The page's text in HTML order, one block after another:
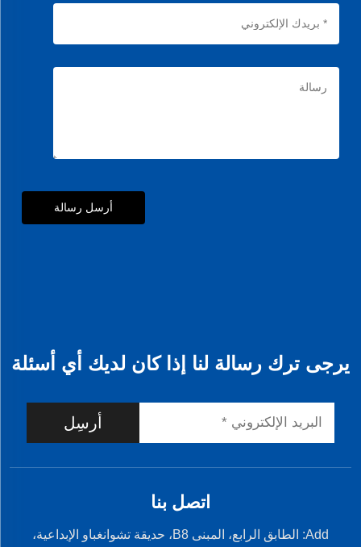
أرسل رسالة
يرجى ترك رسالة لنا إذا كان لديك أي أسئلة
أرسِل
اتصل بنا
Add: الطابق الرابع، المبنى B8، حديقة تشوانغباو الإبداعية،